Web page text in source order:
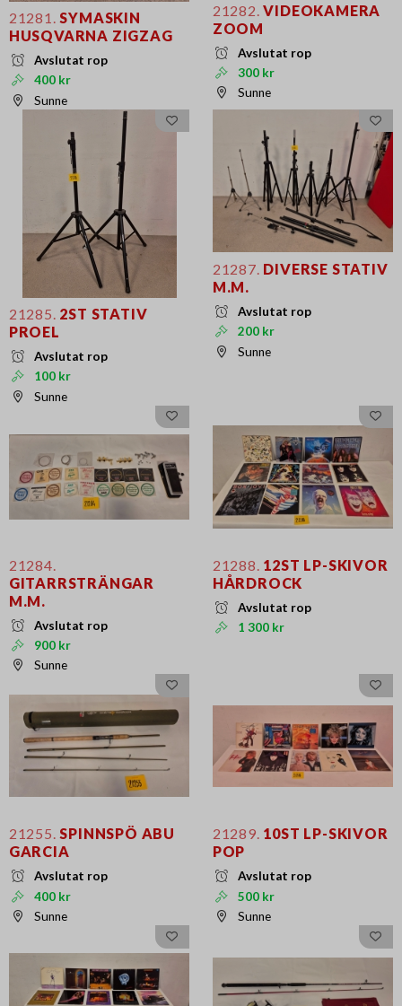
21281. SYMASKIN
HUSQVARNA ZIGZAG
Avslutat rop
400 kr
Sunne
21282. VIDEOKAMERA
ZOOM
Avslutat rop
300 kr
Sunne
21285. 2ST STATIV
PROEL
Avslutat rop
100 kr
Sunne
21287. DIVERSE STATIV
M.M.
Avslutat rop
200 kr
Sunne
21284.
GITARRSTRÄNGAR
M.M.
Avslutat rop
900 kr
Sunne
21288. 12ST LP-SKIVOR
HÅRDROCK
Avslutat rop
1 300 kr
21255. SPINNSPÖ ABU
GARCIA
Avslutat rop
400 kr
Sunne
21289. 10ST LP-SKIVOR
POP
Avslutat rop
500 kr
Sunne